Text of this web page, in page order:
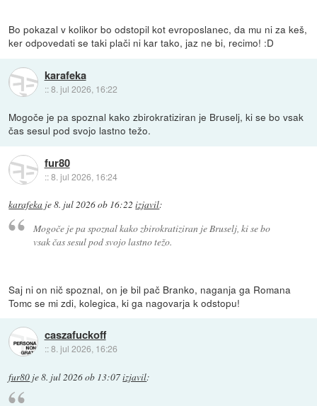
Bo pokazal v kolikor bo odstopil kot evroposlanec, da mu ni za keš,
ker odpovedati se taki plači ni kar tako, jaz ne bi, recimo! :D
karafeka
::8. jul 2026, 16:22
Mogoče je pa spoznal kako zbirokratiziran je Bruselj, ki se bo vsak
čas sesul pod svojo lastno težo.
fur80
::8. jul 2026, 16:24
karafeka je8. jul 2026 ob 16:22 izjavil:
Mogoče je pa spoznal kako zbirokratiziran je Bruselj, ki se bo
vsak čas sesul pod svojo lastno težo.
Saj ni on nič spoznal, on je bil pač Branko, naganja ga Romana
Tomc se mi zdi, kolegica, ki ga nagovarja k odstopu!
caszafuckoff
::8. jul 2026, 16:26
fur80 je8. jul 2026 ob 13:07izjavil: